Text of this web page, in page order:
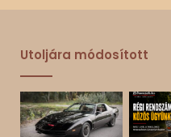
Utoljára módosított